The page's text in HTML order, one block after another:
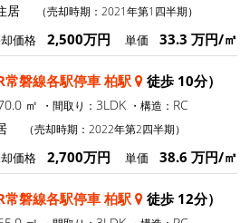
居 （売却時期：2021年第1四半期）
価格 2,500万円 単価 33.3 万円/㎡
常磐線各駅停車 柏駅 徒歩 10分）
㎡ ・間取り： 3LDK ・構造： RC
（売却時期：2022年第2四半期）
価格 2,700万円 単価 38.6 万円/㎡
常磐線各駅停車 柏駅 徒歩 12分）